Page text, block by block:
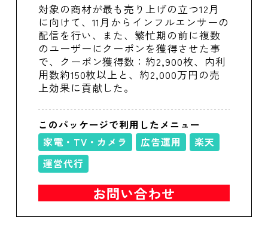
対象の商材が最も売り上げの立つ12月
に向けて、11月からインフルエンサーの
配信を行い、また、繁忙期の前に複数
のユーザーにクーポンを獲得させた事
で、クーポン獲得数：約2,900枚、内利
用数約150枚以上と、約2,000万円の売
上効果に貢献した。
このパッケージで利用したメニュー
家電・TV・カメラ
広告運用
楽天
運営代行
お問い合わせ